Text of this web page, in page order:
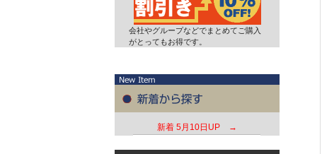
会社やグループなどでまとめてご購入
がとってもお得です。
新着 5月10日UP →